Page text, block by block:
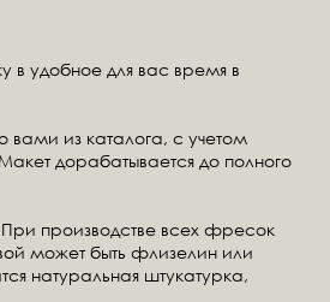
удобное для вас время в
вами из каталога, с учетом
дорабатывается до полного
производстве всех фресок
может быть флизелин или
натуральная штукатурка,